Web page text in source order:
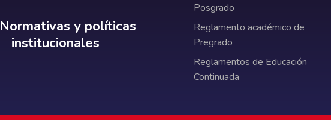
Normativas y políticas institucionales
Normativas y políticas
institucionales
Posgrado
Reglamento académico de
Pregrado
Reglamentos de Educación
Continuada